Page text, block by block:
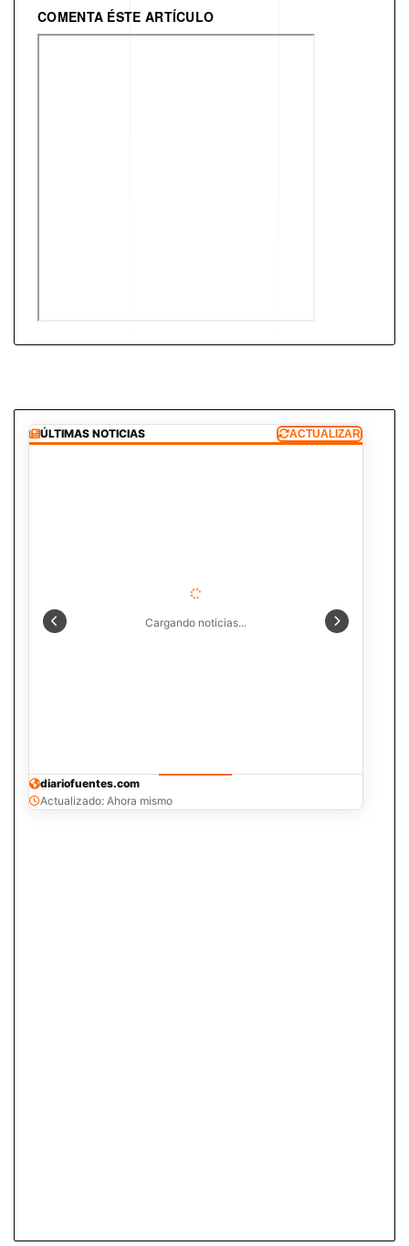
COMENTA ÉSTE ARTÍCULO
ÚLTIMAS NOTICIAS ACTUALIZAR
Cargando noticias...
diariofuentes.com
Actualizado: Ahora mismo